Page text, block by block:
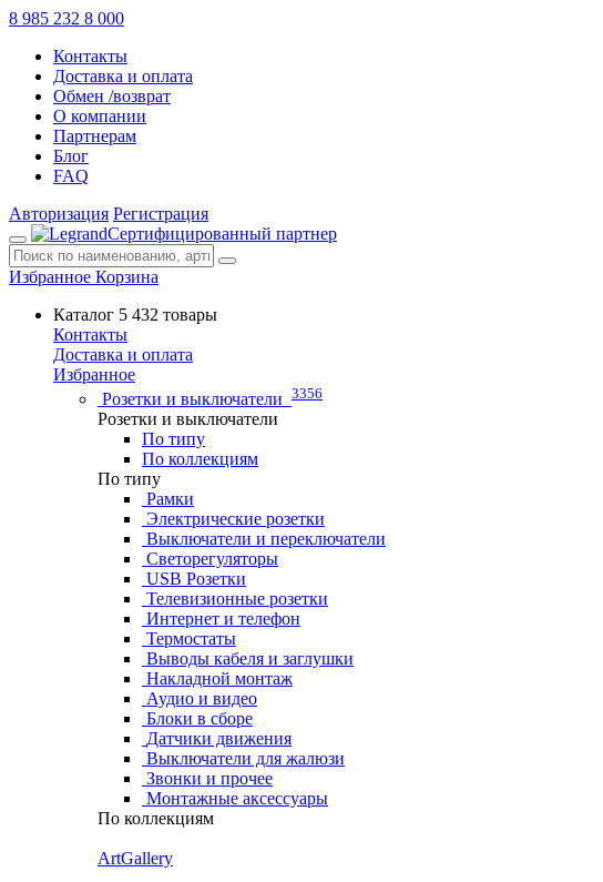
8 985 232 8 000
Контакты
Доставка и оплата
Обмен /возврат
О компании
Партнерам
Блог
FAQ
Авторизация Регистрация
Сертифицированный партнер
Избранное Корзина
Каталог 5 432 товары
Контакты
Доставка и оплата
Избранное
Розетки и выключатели 3356
Розетки и выключатели
По типу
По коллекциям
По типу
Рамки
Электрические розетки
Выключатели и переключатели
Светорегуляторы
USB Розетки
Телевизионные розетки
Интернет и телефон
Термостаты
Выводы кабеля и заглушки
Накладной монтаж
Аудио и видео
Блоки в сборе
Датчики движения
Выключатели для жалюзи
Звонки и прочее
Монтажные аксессуары
По коллекциям
ArtGallery